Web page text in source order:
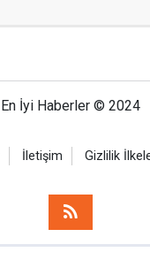
En İyi Haberler © 2024
İletişim Gizlilik